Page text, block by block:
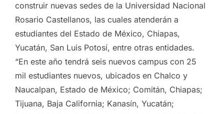
construir nuevas sedes de la Universidad Nacional
Rosario Castellanos, las cuales atenderán a
estudiantes del Estado de México, Chiapas,
Yucatán, San Luis Potosí, entre otras entidades.
“En este año tendrá seis nuevos campus con 25
mil estudiantes nuevos, ubicados en Chalco y
Naucalpan, Estado de México; Comitán, Chiapas;
Tijuana, Baja California; Kanasín, Yucatán;